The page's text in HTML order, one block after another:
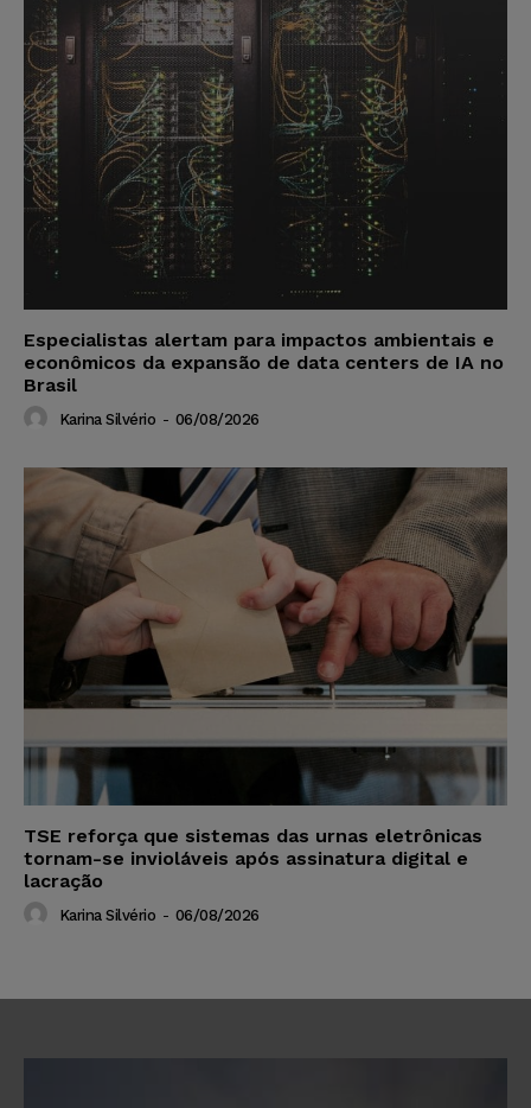
Especialistas alertam para impactos ambientais e
econômicos da expansão de data centers de IA no
Brasil
Karina Silvério - 06/08/2026
TSE reforça que sistemas das urnas eletrônicas
tornam-se invioláveis após assinatura digital e
lacração
Karina Silvério - 06/08/2026